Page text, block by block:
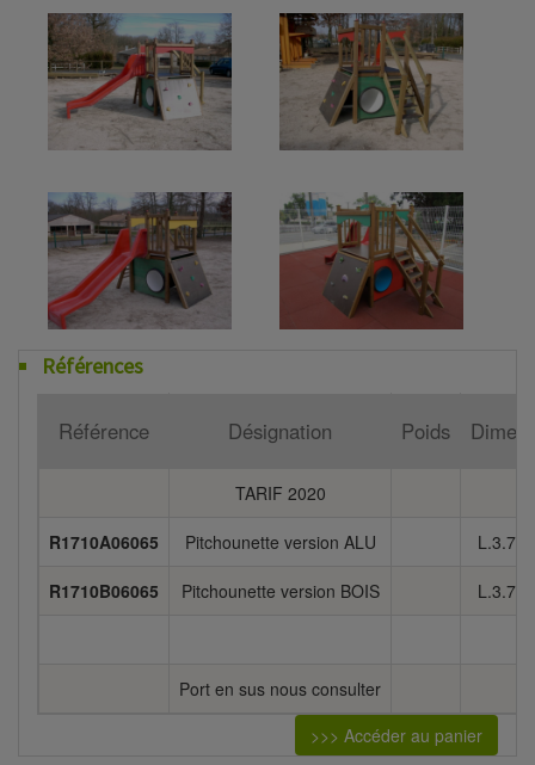
Références
Référence Désignation Poids
TARIF 2020
R1710A06065 Pitchounette version ALU L.3.77
R1710B06065 Pitchounette version BOIS L.3.77
Port en sus nous consulter
>>> Accéder au panier